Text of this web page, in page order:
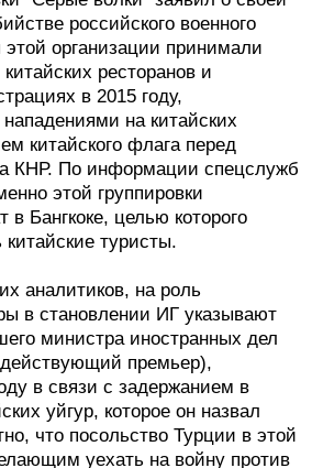
российского военного
этой организации принимали
ресторанов и
в 2015 году,
на китайских
китайского флага перед
КНР. По информации спецслужб
этой группировки
в Бангкоке, целью которого
туристы.
аналитиков, на роль
в становлении ИГ указывают
министра иностранных дел
премьер),
в связи с задержанием в
уйгур, которое он назвал
что посольство Турции в этой
уехать на войну против